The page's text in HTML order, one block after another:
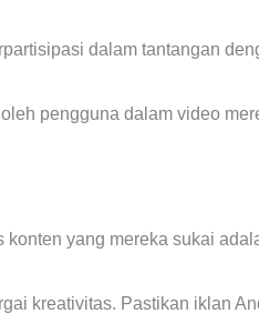
dalam tantangan
pengguna dalam video
yang mereka sukai
kreativitas. Pastikan iklan